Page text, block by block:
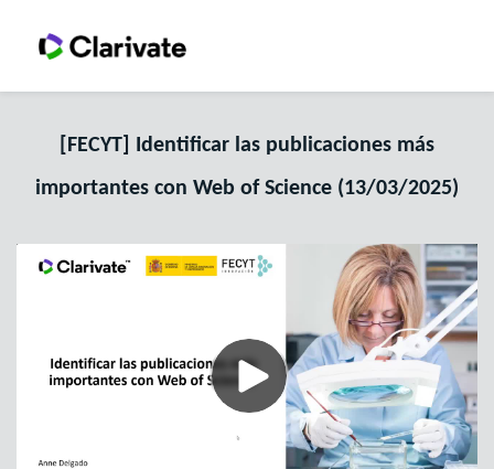
[FECYT] Identificar las publicaciones más
importantes con Web of Science (13/03/2025)